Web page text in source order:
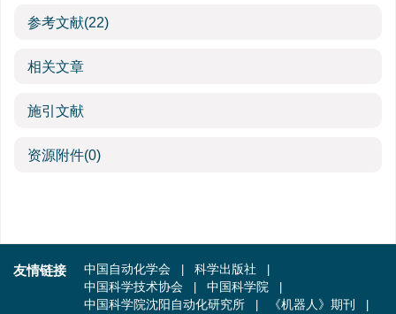
参考文献(22)
相关文章
施引文献
资源附件(0)
友情链接 中国自动化学会
科学出版社
中国科学技术协会
中国科学院
中国科学院沈阳自动化研究所
《机器人》期刊